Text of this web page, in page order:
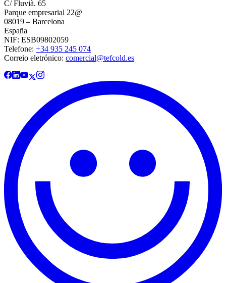
C/ Fluvià. 65
Parque empresarial 22@
08019 – Barcelona
España
NIF: ESB09802059
Telefone: +34 935 245 074
Correio eletrónico: comercial@tefcold.es